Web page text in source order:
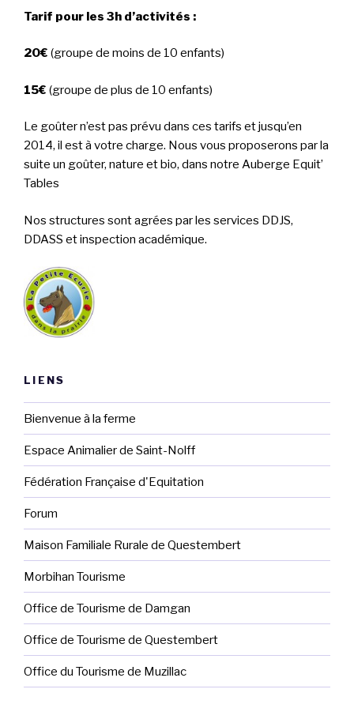
Tarif pour les 3h d’activités :
20€ (groupe de moins de 10 enfants)
15€ (groupe de plus de 10 enfants)
Le goûter n’est pas prévu dans ces tarifs et jusqu’en
2014, il est à votre charge. Nous vous proposerons par la
suite un goûter, nature et bio, dans notre Auberge Equit’
Tables
Nos structures sont agrées par les services DDJS,
DDASS et inspection académique.
LIENS
Bienvenue à la ferme
Espace Animalier de Saint-Nolff
Fédération Française d'Equitation
Forum
Maison Familiale Rurale de Questembert
Morbihan Tourisme
Office de Tourisme de Damgan
Office de Tourisme de Questembert
Office du Tourisme de Muzillac